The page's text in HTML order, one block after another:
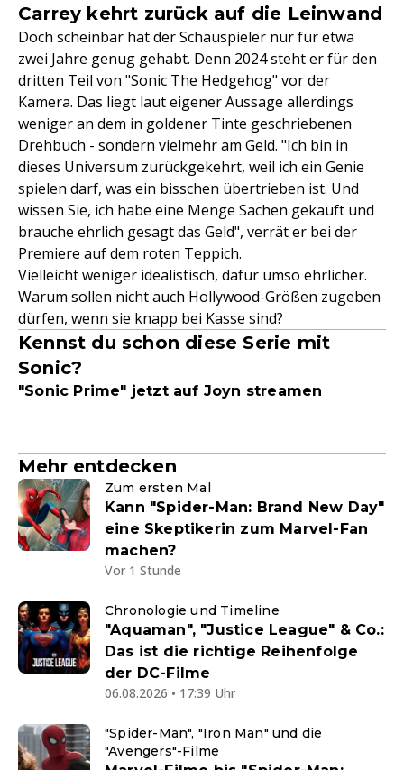
Carrey kehrt zurück auf die Leinwand
Doch scheinbar hat der Schauspieler nur für etwa
zwei Jahre genug gehabt. Denn 2024 steht er für den
dritten Teil von "Sonic The Hedgehog" vor der
Kamera. Das liegt laut eigener Aussage allerdings
weniger an dem in goldener Tinte geschriebenen
Drehbuch - sondern vielmehr am Geld. "Ich bin in
dieses Universum zurückgekehrt, weil ich ein Genie
spielen darf, was ein bisschen übertrieben ist. Und
wissen Sie, ich habe eine Menge Sachen gekauft und
brauche ehrlich gesagt das Geld", verrät er bei der
Premiere auf dem roten Teppich.
Vielleicht weniger idealistisch, dafür umso ehrlicher.
Warum sollen nicht auch Hollywood-Größen zugeben
dürfen, wenn sie knapp bei Kasse sind?
Kennst du schon diese Serie mit
Sonic?
"Sonic Prime" jetzt auf Joyn streamen
Mehr entdecken
Zum ersten Mal
Kann "Spider-Man: Brand New Day"
eine Skeptikerin zum Marvel-Fan
machen?
Vor 1 Stunde
Chronologie und Timeline
"Aquaman", "Justice League" & Co.:
Das ist die richtige Reihenfolge
der DC-Filme
06.08.2026 • 17:39 Uhr
"Spider-Man", "Iron Man" und die
"Avengers"-Filme